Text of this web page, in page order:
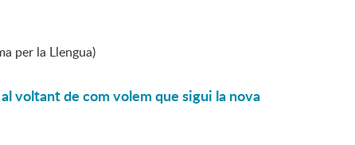
per la Llengua)
voltant de com volem que sigui la nova